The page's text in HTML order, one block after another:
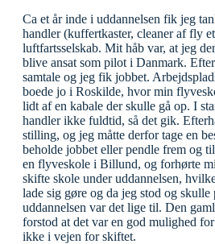
Ca et år inde i uddannelsen fik jeg
handler (kuffertkaster, cleaner af fly
luftfartsselskab. Mit håb var, at jeg
blive ansat som pilot i Danmark.
samtale og jeg fik jobbet.
boede jo i Roskilde, hvor min
lidt af en kabale der skulle gå op. I
handler ikke fuldtid, så det gik.
stilling, og jeg måtte derfor tage en
beholde jobbet eller pendle frem og
en flyveskole i Billund, og forhørte
skifte skole under uddannelsen,
lade sig gøre og da jeg stod og skulle
uddannelsen var det lige til. Den
forstod at det var en god mulighed
ikke i vejen for skiftet.